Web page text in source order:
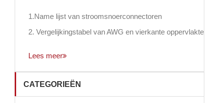
1.Name lijst van stroomsnoerconnectoren
2. Vergelijkingstabel van AWG en vierkante oppervlakte
Lees meer
CATEGORIEËN